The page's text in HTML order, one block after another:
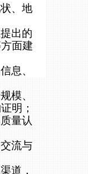
、地
出的
面建
息、
模、
明；
量认
流与
道，